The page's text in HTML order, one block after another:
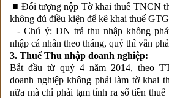
■ Đối tượng nộp Tờ khai thuế TNCN
không đủ điều kiện để kê khai thuế
- Chú ý: DN trả thu nhập không
nhập cá nhân theo tháng, quý thì vẫn
3. Thuế Thu nhập doanh nghiệp:
Bắt đầu từ quý 4 năm 2014, theo
doanh nghiệp không phải làm tờ khai
nữa mà chỉ phải tạm tính ra số tiền